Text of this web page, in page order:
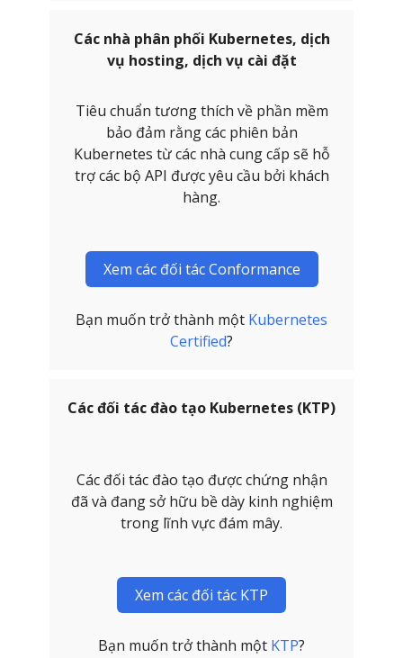
Các nhà phân phối Kubernetes, dịch
vụ hosting, dịch vụ cài đặt
Tiêu chuẩn tương thích về phần mềm
bảo đảm rằng các phiên bản
Kubernetes từ các nhà cung cấp sẽ hỗ
trợ các bộ API được yêu cầu bởi khách
hàng.
Xem các đối tác Conformance
Bạn muốn trở thành một Kubernetes
Certified?
Các đối tác đào tạo Kubernetes (KTP)
Các đối tác đào tạo được chứng nhận
đã và đang sở hữu bề dày kinh nghiệm
trong lĩnh vực đám mây.
Xem các đối tác KTP
Bạn muốn trở thành một KTP?